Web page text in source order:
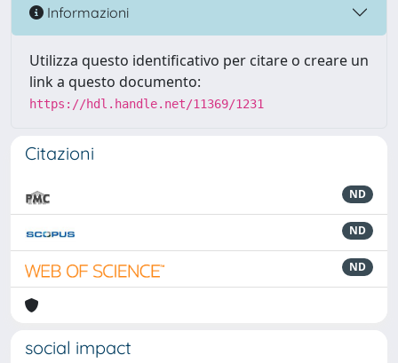
Informazioni
Utilizza questo identificativo per citare o creare un
link a questo documento:
https://hdl.handle.net/11369/1231
Citazioni
ND
ND
ND
social impact